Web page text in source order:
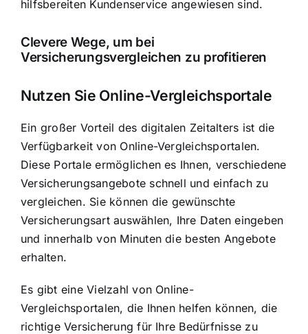
hilfsbereiten Kundenservice angewiesen sind.
Clevere Wege, um bei
Versicherungsvergleichen zu profitieren
Nutzen Sie Online-Vergleichsportale
Ein großer Vorteil des digitalen Zeitalters ist die
Verfügbarkeit von Online-Vergleichsportalen.
Diese Portale ermöglichen es Ihnen, verschiedene
Versicherungsangebote schnell und einfach zu
vergleichen. Sie können die gewünschte
Versicherungsart auswählen, Ihre Daten eingeben
und innerhalb von Minuten die besten Angebote
erhalten.
Es gibt eine Vielzahl von Online-
Vergleichsportalen, die Ihnen helfen können, die
richtige Versicherung für Ihre Bedürfnisse zu